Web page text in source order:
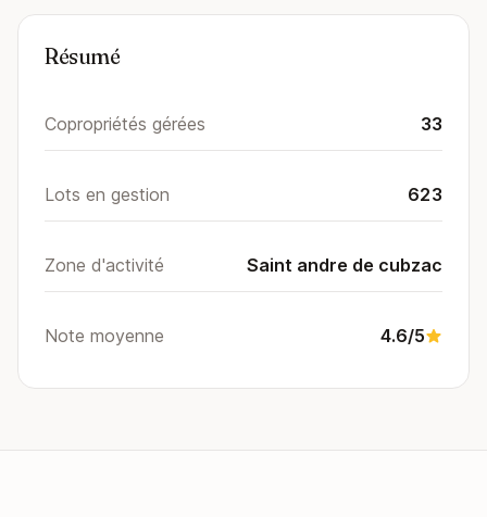
Résumé
Copropriétés gérées 33
Lots en gestion 623
Zone d'activité Saint andre de cubzac
Note moyenne 4.6/5